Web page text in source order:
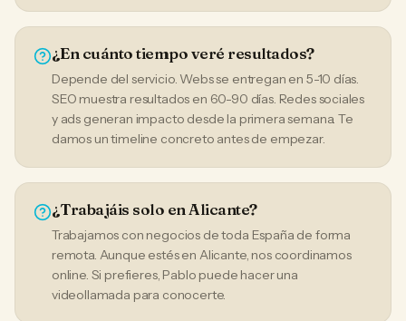
¿En cuánto tiempo veré resultados?
Depende del servicio. Webs se entregan en 5-10 días.
SEO muestra resultados en 60-90 días. Redes sociales
y ads generan impacto desde la primera semana. Te
damos un timeline concreto antes de empezar.
¿Trabajáis solo en Alicante?
Trabajamos con negocios de toda España de forma
remota. Aunque estés en Alicante, nos coordinamos
online. Si prefieres, Pablo puede hacer una
videollamada para conocerte.